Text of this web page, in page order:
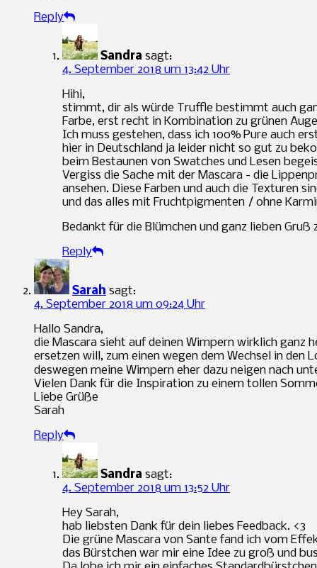
Reply
Sandra sagt:
4. September 2018 um 13:42 Uhr
Hihi,
stimmt, dir als würde Truffle bestimmt auch
Farbe, erst recht in Kombination zu grünen
Ich muss gestehen, dass ich 100% Pure auch
hier in Deutschland ja leider nicht so gut zu
beim Bestaunen von Swatches und Lesen
Vergiss die Sache mit der Mascara - die
ansehen. Diese Farben und auch die Texturen
und das alles mit Fruchtpigmenten / ohne
Bedankt für die Blümchen und ganz lieben Gruß
Reply
Sarah sagt:
4. September 2018 um 09:24 Uhr
Hallo Sandra,
die Mascara sieht auf deinen Wimpern wirklich ganz
ersetzen will, zum einen wegen dem Wechsel in den
deswegen meine Wimpern eher dazu neigen nach
Vielen Dank für die Inspiration zu einem tollen
Liebe Grüße
Sarah
Reply
Sandra sagt:
4. September 2018 um 13:52 Uhr
Hey Sarah,
hab liebsten Dank für dein liebes Feedback. <3
Die grüne Mascara von Sante fand ich vom
das Bürstchen war mir eine Idee zu groß und